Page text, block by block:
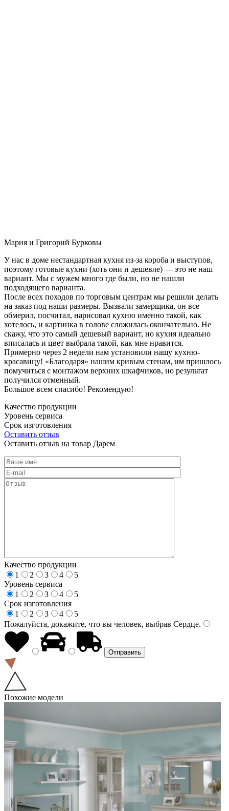
Мария и Григорий Бурковы
У нас в доме нестандартная кухня из-за короба и выступов,
поэтому готовые кухни (хоть они и дешевле) — это не наш
вариант. Мы с мужем много где были, но не нашли
подходящего варианта.
После всех походов по торговым центрам мы решили делать
на заказ под наши размеры. Вызвали замерщика, он все
обмерил, посчитал, нарисовал кухню именно такой, как
хотелось, и картинка в голове сложилась окончательно. Не
скажу, что это самый дешевый вариант, но кухня идеально
вписалась и цвет выбрала такой, как мне нравится.
Примерно через 2 недели нам установили нашу кухню-
красавицу! «Благодаря» нашим кривым стенам, им пришлось
помучиться с монтажом верхних шкафчиков, но результат
получился отменный.
Большое всем спасибо! Рекомендую!
Качество продукции
Уровень сервиса
Срок изготовления
Оставить отзыв
Оставить отзыв на товар Дарем
Качество продукции
1
2 3 4
5
Уровень сервиса
1
2 3 4
5
Срок изготовления
1
2 3 4
5
Пожалуйста, докажите, что вы человек, выбрав Сердце.
Похожие модели